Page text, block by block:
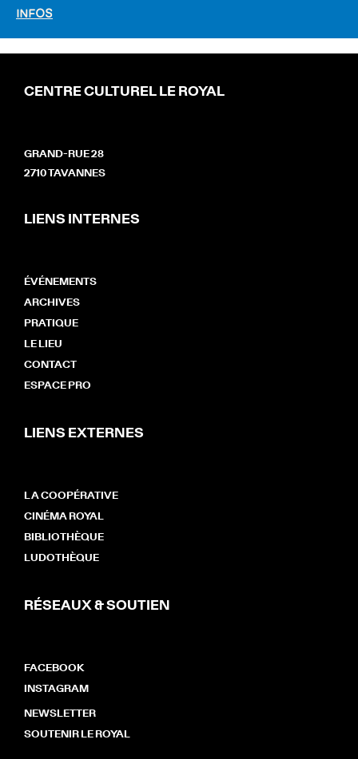
INFOS
CENTRE CULTUREL LE ROYAL
GRAND-RUE 28
2710 TAVANNES
LIENS INTERNES
ÉVÉNEMENTS
ARCHIVES
PRATIQUE
LE LIEU
CONTACT
ESPACE PRO
LIENS EXTERNES
LA COOPÉRATIVE
CINÉMA ROYAL
BIBLIOTHÈQUE
LUDOTHÈQUE
RÉSEAUX & SOUTIEN
FACEBOOK
INSTAGRAM
NEWSLETTER
SOUTENIR LE ROYAL